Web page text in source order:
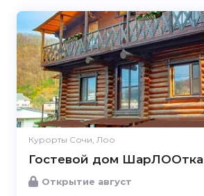
Курорты Сочи, Лоо
Гостевой дом ШарЛООтка
Открытие август